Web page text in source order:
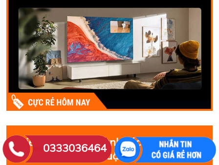
Biến màn hình thành tác phẩm nghệ
thuật
0333036464